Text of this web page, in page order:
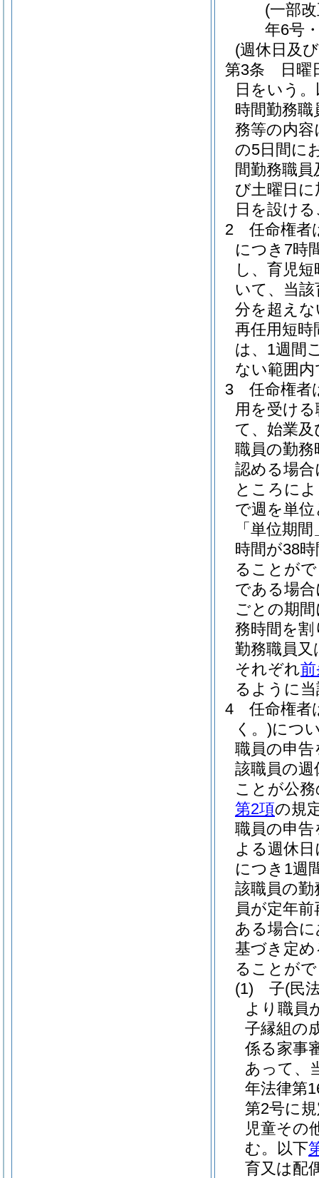
(一部
年6号
(週休日及
第3条
日曜
日をいう
時間勤務
務等の内
の5日間に
間勤務職
び土曜日
日を設け
2
任命権者
につき7時
し、育児
いて、当
分を超え
再任用短時
は、1週間
ない範囲
3
任命権者
用を受け
て、始業
職員の勤
認める場
ところに
で週を単
「単位期
時間が38
ることが
である場
ごとの期
務時間を
勤務職員
それぞれ
るように
4
任命権者
く。)につ
職員の申
該職員の
ことが公
第2項の規
職員の申
よる週休
につき1週
該職員の
員が定年
ある場合
基づき定
ることが
(1)
子(民
より職員
子縁組の
係る家事
あって、
年法律第
第2号に
児童その
む。以下
育又は配